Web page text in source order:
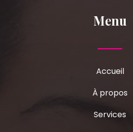
Menu
Accueil
À propos
Services